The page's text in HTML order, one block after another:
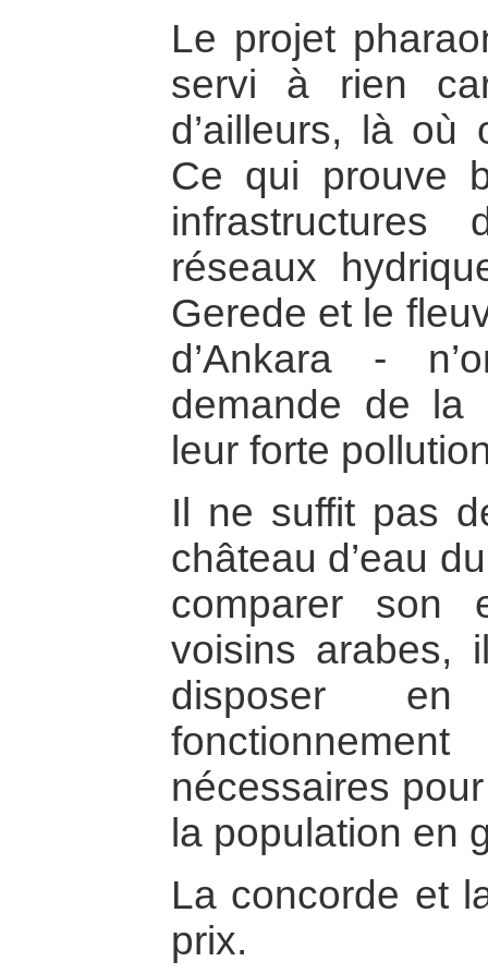
Le projet
servi à rien
d’ailleurs, là où
Ce qui prouve
infrastructures
réseaux
Gerede et le
d’Ankara -
demande de la
leur forte
Il ne suffit pas
château d’eau
comparer son
voisins arabes,
disposer
nécessaires
la population en
La concorde et
prix.